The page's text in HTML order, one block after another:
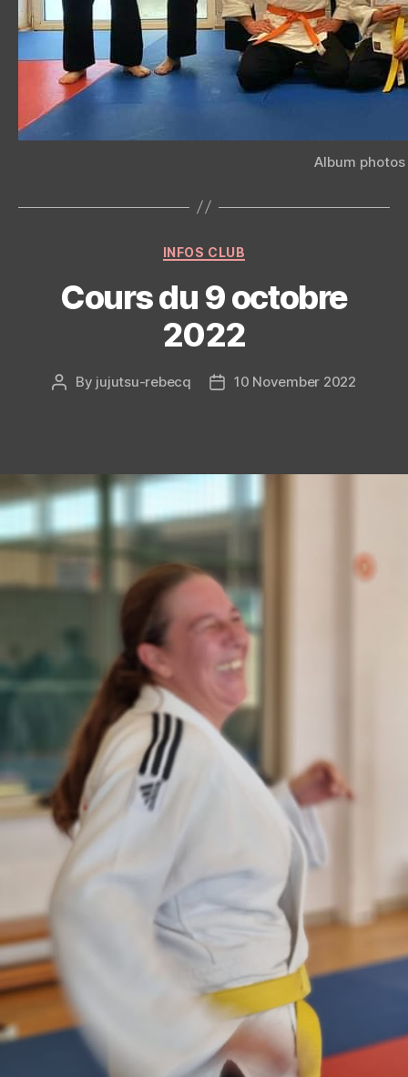
Album photos
Categories
INFOS CLUB
Cours du 9 octobre
2022
Post
By jujutsu-rebecq
Post10 November 2022